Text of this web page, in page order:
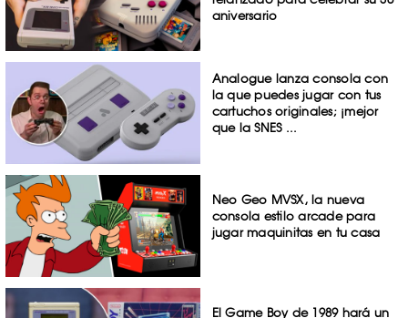
aniversario
Analogue lanza consola con
la que puedes jugar con tus
cartuchos originales; ¡mejor
que la SNES ...
Neo Geo MVSX, la nueva
consola estilo arcade para
jugar maquinitas en tu casa
El Game Boy de 1989 hará un